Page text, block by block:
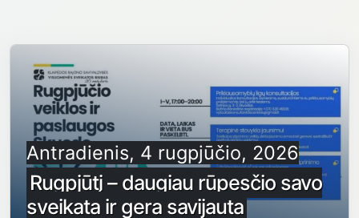
Antradienis, 4 rugpjūčio, 2026
Rugpjūtį – daugiau rūpesčio savo
sveikata ir gera savijauta